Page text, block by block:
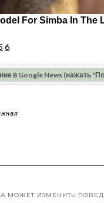
6
в Google News (нажать
МОЖЕТ ИЗМЕНИТЬ